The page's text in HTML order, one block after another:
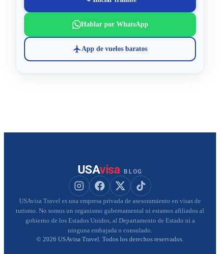
Hablar por WhatsApp
App de vuelos baratos
USAvisa BLOG
Seguir a USAvisa en Instagram
Seguir a USAvisa en Facebook
Seguir a USAvisa en X
Seguir a USAvisa en
USAvisa Travel es una empresa privada de asesoramiento en visas de
turismo. No somos un organismo gubernamental ni estamos afiliados al
gobierno de los Estados Unidos, al Departamento de Estado ni a
ninguna embajada o consulado.
© 2026 USAvisa Travel. Todos los derechos reservados.